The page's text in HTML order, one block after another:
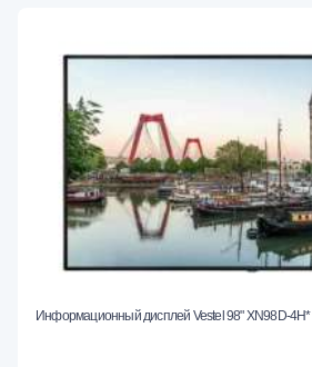
Информационный дисплей Vestel 98" XN98D-4H*